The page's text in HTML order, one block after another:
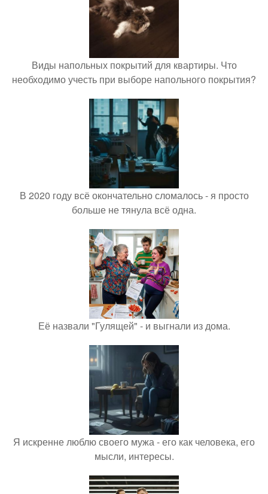
Виды напольных покрытий для квартиры. Что
необходимо учесть при выборе напольного покрытия?
В 2020 году всё окончательно сломалось - я просто
больше не тянула всё одна.
Её назвали "Гулящей" - и выгнали из дома.
Я искренне люблю своего мужа - его как человека, его
мысли, интересы.